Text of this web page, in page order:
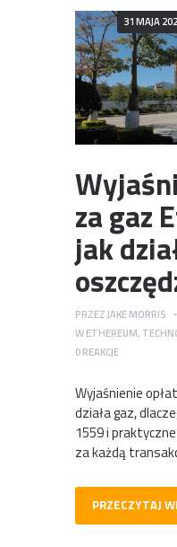
31 MAJA
za gaz
jak
PRZEZ JAKE MORRIS
WETHEREUM,
0REAKCJE
Wyjaśnienie
działa gaz,
1559 i
za każdą
PRZECZYTAJ